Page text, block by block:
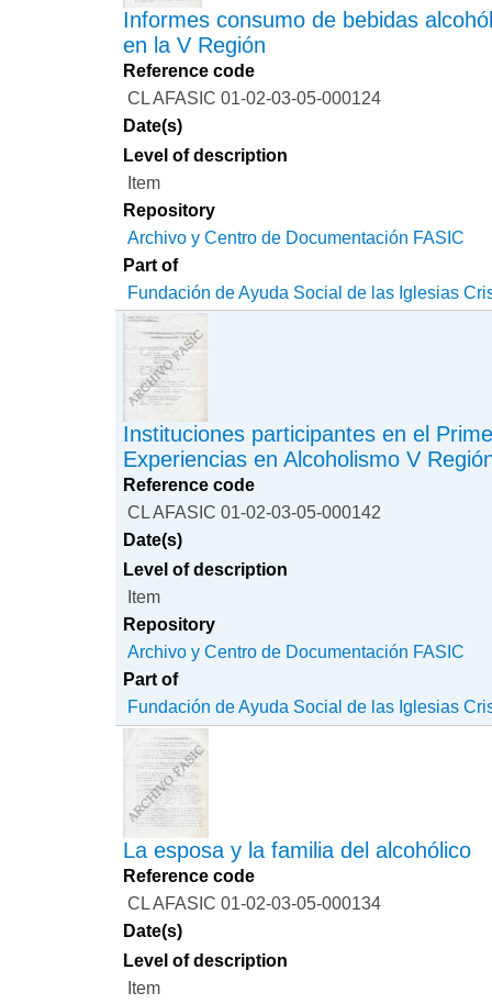
Informes consumo de bebidas
en la V Región
Reference code
CL AFASIC 01-02-03-05-000124
Date(s)
Level of description
Item
Repository
Archivo y Centro de Documentación FASIC
Part of
Fundación de Ayuda Social de las Iglesias
Instituciones participantes en el
Experiencias en Alcoholismo V
Reference code
CL AFASIC 01-02-03-05-000142
Date(s)
Level of description
Item
Repository
Archivo y Centro de Documentación FASIC
Part of
Fundación de Ayuda Social de las Iglesias
La esposa y la familia del alcohólico
Reference code
CL AFASIC 01-02-03-05-000134
Date(s)
Level of description
Item